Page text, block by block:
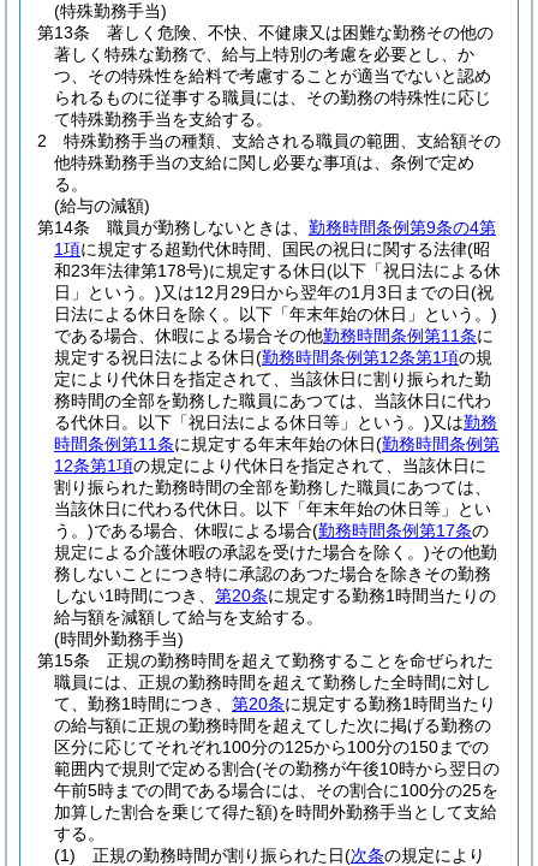
(特殊勤務手当)
第13条
著しく危険、不快、不健康又は困難な勤務その他の
著しく特殊な勤務で、給与上特別の考慮を必要とし、か
つ、その特殊性を給料で考慮することが適当でないと認め
られるものに従事する職員には、その勤務の特殊性に応じ
て特殊勤務手当を支給する。
2
特殊勤務手当の種類、支給される職員の範囲、支給額その
他特殊勤務手当の支給に関し必要な事項は、条例で定め
る。
(給与の減額)
第14条
職員が勤務しないときは、 勤務時間条例第9条の4第
1項に規定する超勤代休時間、国民の祝日に関する法律(昭
和23年法律第178号)に規定する休日(以下「祝日法による休
日」という。)又は12月29日から翌年の1月3日までの日(祝
日法による休日を除く。以下「年末年始の休日」という。)
である場合、休暇による場合その他勤務時間条例第11条に
規定する祝日法による休日(勤務時間条例第12条第1項の規
定により代休日を指定されて、当該休日に割り振られた勤
務時間の全部を勤務した職員にあつては、当該休日に代わ
る代休日。以下「祝日法による休日等」という。)又は勤務
時間条例第11条に規定する年末年始の休日(勤務時間条例第
12条第1項の規定により代休日を指定されて、当該休日に
割り振られた勤務時間の全部を勤務した職員にあつては、
当該休日に代わる代休日。以下「年末年始の休日等」とい
う。)である場合、休暇による場合(勤務時間条例第17条の
規定による介護休暇の承認を受けた場合を除く。)その他勤
務しないことにつき特に承認のあつた場合を除きその勤務
しない1時間につき、 第20条に規定する勤務1時間当たりの
給与額を減額して給与を支給する。
(時間外勤務手当)
第15条
正規の勤務時間を超えて勤務することを命ぜられた
職員には、正規の勤務時間を超えて勤務した全時間に対し
て、勤務1時間につき、 第20条に規定する勤務1時間当たり
の給与額に正規の勤務時間を超えてした次に掲げる勤務の
区分に応じてそれぞれ100分の125から100分の150までの
範囲内で規則で定める割合(その勤務が午後10時から翌日の
午前5時までの間である場合には、その割合に100分の25を
加算した割合を乗じて得た額)を時間外勤務手当として支給
する。
(1)
正規の勤務時間が割り振られた日(次条の規定により